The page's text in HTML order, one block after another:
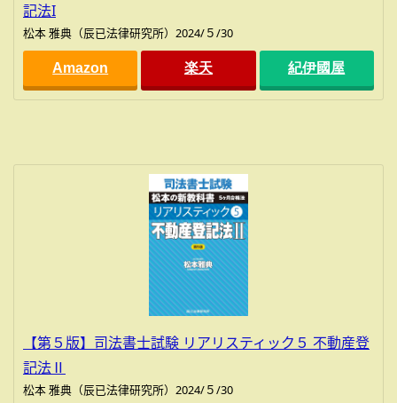
記法I
松本 雅典（辰已法律研究所）2024/５/30
Amazon 楽天 紀伊國屋
【第５版】司法書士試験 リアリスティック５ 不動産登
記法Ⅱ
松本 雅典（辰已法律研究所）2024/５/30